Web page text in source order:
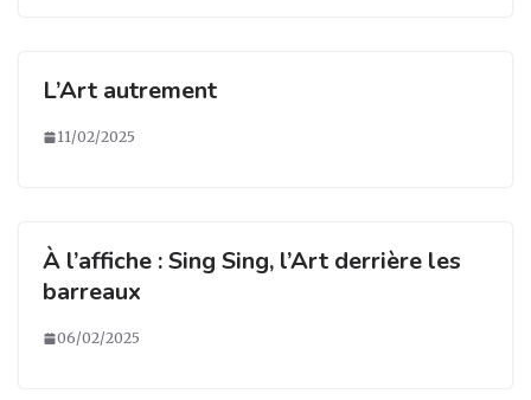
L’Art autrement
11/02/2025
À l’affiche : Sing Sing, l’Art derrière les
barreaux
06/02/2025